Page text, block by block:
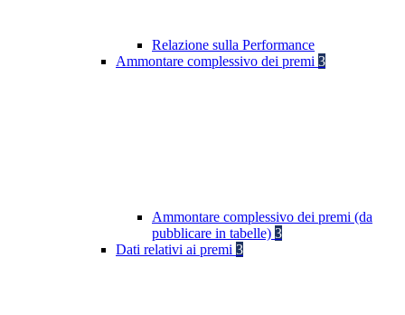
Relazione sulla Performance
Ammontare complessivo dei premi 3
Ammontare complessivo dei premi (da
pubblicare in tabelle) 3
Dati relativi ai premi 3